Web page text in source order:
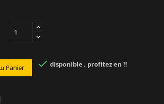
Panier  disponible , profitez en !!